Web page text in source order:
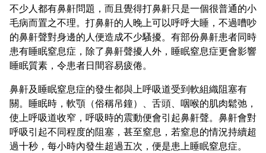
不少人都有鼻鼾問題，而且覺得打鼻鼾只是一個很普通的小
毛病而置之不理。打鼻鼾的人晚上可以呼呼大睡，不過嘈吵
的鼻鼾聲對身邊的人便造成不少騷擾。有部份鼻鼾患者同時
患有睡眠窒息症，除了鼻鼾聲擾人外，睡眠窒息症更會影響
睡眠質素，令患者日間容易疲倦。
鼻鼾及睡眠窒息症的發生都與上呼吸道受到軟組織阻塞有
關。睡眠時，軟顎（俗稱吊鐘）、舌頭、咽喉的肌肉鬆弛，
使上呼吸道收窄，呼吸時的震動便會引起鼻鼾聲。鼻鼾會對
呼吸引起不同程度的阻塞，甚至窒息，若窒息的情況持續超
過十秒，每小時內發生超過五次，便是患上睡眠窒息症。